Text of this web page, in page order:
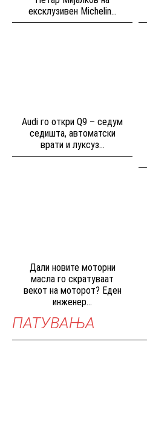
ексклузивен Michelin...
Audi го откри Q9 – седум
седишта, автоматски
врати и луксуз...
Дали новите моторни
масла го скратуваат
векот на моторот? Еден
инженер...
ПАТУВАЊА